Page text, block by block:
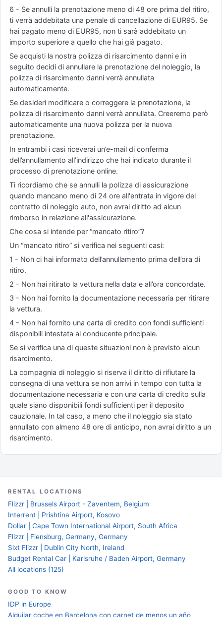
6 - Se annulli la prenotazione meno di 48 ore prima del ritiro,
ti verrà addebitata una penale di cancellazione di EUR95. Se
hai pagato meno di EUR95, non ti sarà addebitato un
importo superiore a quello che hai già pagato.
Se acquisti la nostra polizza di risarcimento danni e in
seguito decidi di annullare la prenotazione del noleggio, la
polizza di risarcimento danni verrà annullata
automaticamente.
Se desideri modificare o correggere la prenotazione, la
polizza di risarcimento danni verrà annullata. Creeremo però
automaticamente una nuova polizza per la nuova
prenotazione.
In entrambi i casi riceverai un’e-mail di conferma
dell’annullamento all’indirizzo che hai indicato durante il
processo di prenotazione online.
Ti ricordiamo che se annulli la polizza di assicurazione
quando mancano meno di 24 ore all'entrata in vigore del
contratto di noleggio auto, non avrai diritto ad alcun
rimborso in relazione all'assicurazione.
Che cosa si intende per “mancato ritiro”?
Un “mancato ritiro” si verifica nei seguenti casi:
1 - Non ci hai informato dell’annullamento prima dell’ora di
ritiro.
2 - Non hai ritirato la vettura nella data e all’ora concordate.
3 - Non hai fornito la documentazione necessaria per ritirare
la vettura.
4 - Non hai fornito una carta di credito con fondi sufficienti
disponibili intestata al conducente principale.
Se si verifica una di queste situazioni non è previsto alcun
risarcimento.
La compagnia di noleggio si riserva il diritto di rifiutare la
consegna di una vettura se non arrivi in tempo con tutta la
documentazione necessaria e con una carta di credito sulla
quale siano disponibili fondi sufficienti per il deposito
cauzionale. In tal caso, a meno che il noleggio sia stato
annullato con almeno 48 ore di anticipo, non avrai diritto a un
risarcimento.
RENTAL LOCATIONS
Flizzr | Brussels Airport - Zaventem, Belgium
Interrent | Prishtina Airport, Kosovo
Dollar | Cape Town International Airport, South Africa
Flizzr | Flensburg, Germany, Germany
Sixt Flizzr | Dublin City North, Ireland
Budget Rental Car | Karlsruhe / Baden Airport, Germany
All locations (125)
GOOD TO KNOW
IDP in Europe
Alquilar coche en Barcelona con carnet de menos un año